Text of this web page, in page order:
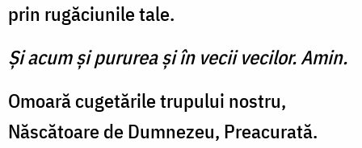
prin rugăciunile tale.
Şi acum şi pururea şi în vecii vecilor. Amin.
Omoară cugetările trupului nostru,
Născătoare de Dumnezeu, Preacurată.